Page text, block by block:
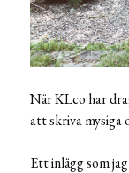
När KLco har
att skriva mysiga
Ett inlägg som